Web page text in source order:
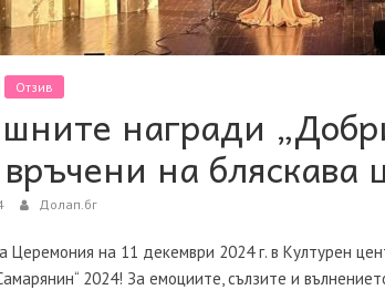
Отзив
награди
на бляскава
Долап.бг
Церемония на 11 декември 2024 г. в Културен
2024! За емоциите, сълзите и